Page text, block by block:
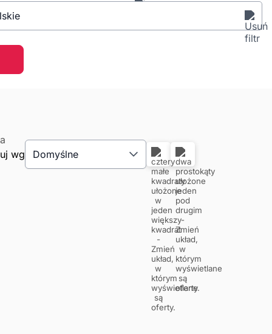
wg Domyślne